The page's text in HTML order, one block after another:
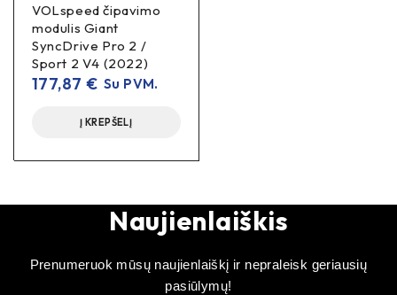
VOLspeed čipavimo
modulis Giant
SyncDrive Pro 2 /
Sport 2 V4 (2022)
177,87 € Su PVM.
Į KREPŠELĮ
Naujienlaiškis
Prenumeruok mūsų naujienlaiškį ir nepraleisk geriausių
pasiūlymų!